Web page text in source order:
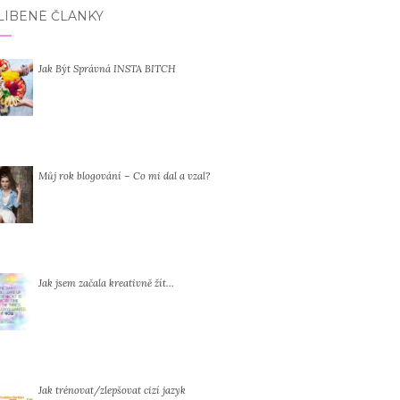
ČLÁNKY
Jak Být Správná INSTA BITCH
Můj rok blogování – Co mi dal a vzal?
Jak jsem začala kreativně žít…
Jak trénovat/zlepšovat cizí jazyk